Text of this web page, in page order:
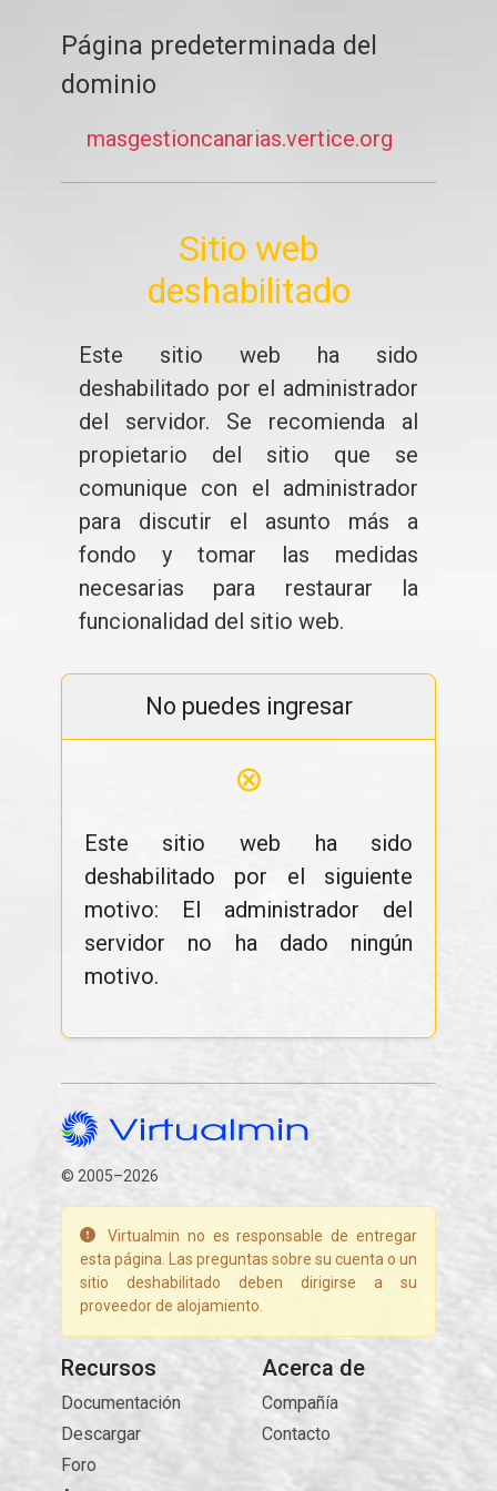
Página predeterminada del
dominio
masgestioncanarias.vertice.org
Sitio web
deshabilitado
Este sitio web ha sido
deshabilitado por el administrador
del servidor. Se recomienda al
propietario del sitio que se
comunique con el administrador
para discutir el asunto más a
fondo y tomar las medidas
necesarias para restaurar la
funcionalidad del sitio web.
No puedes ingresar
⊗
Este sitio web ha sido
deshabilitado por el siguiente
motivo: El administrador del
servidor no ha dado ningún
motivo.
© 2005–2026
Virtualmin no es responsable de entregar
esta página. Las preguntas sobre su cuenta o un
sitio deshabilitado deben dirigirse a su
proveedor de alojamiento.
Recursos
Documentación
Descargar
Foro
Acerca de
Compañía
Contacto